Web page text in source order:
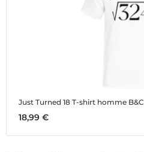
Just Turned 18 T-shirt homme B&C
18,99 €